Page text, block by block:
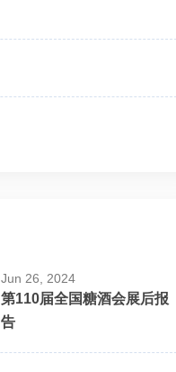
Jun 26, 2024
第110届全国糖酒会展后报
告